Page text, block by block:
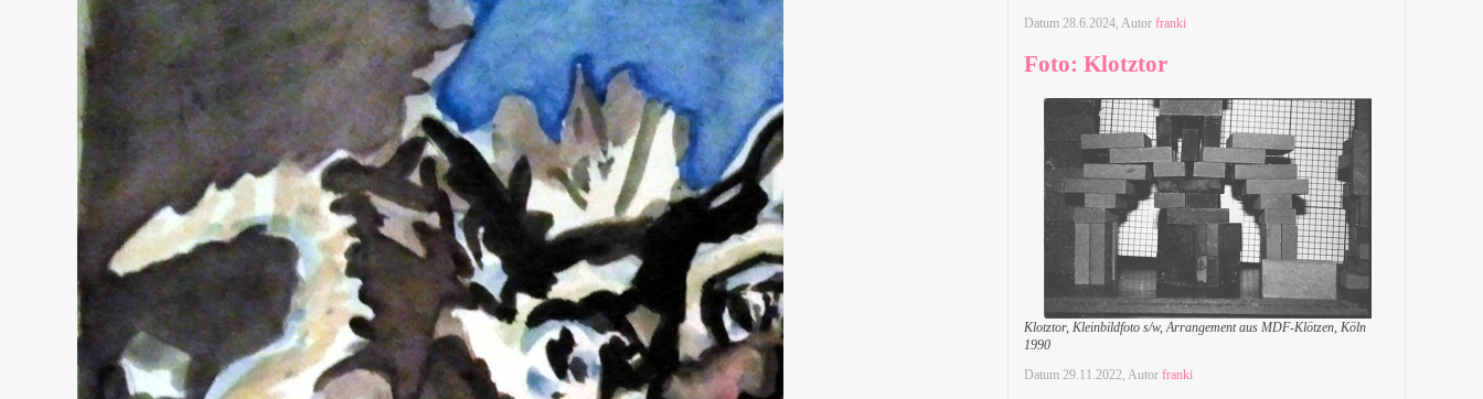
Datum 28.6.2024, Autor franki
Foto: Klotztor
Klotztor, Kleinbildfoto s/w, Arrangement aus MDF-Klötzen, Köln
1990
Datum 29.11.2022 , Autor franki